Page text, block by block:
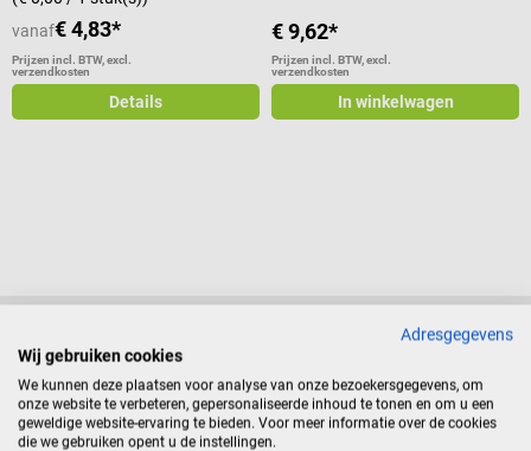
vanaf€ 4,83*
Prijzen incl. BTW, excl.
verzendkosten
Details
€ 9,62*
Prijzen incl. BTW, excl.
verzendkosten
In winkelwagen
Betaalmethoden
Adresgegevens
Wij gebruiken cookies
We kunnen deze plaatsen voor analyse van onze bezoekersgegevens, om
onze website te verbeteren, gepersonaliseerde inhoud te tonen en om u een
geweldige website-ervaring te bieden. Voor meer informatie over de cookies
die we gebruiken opent u de instellingen.